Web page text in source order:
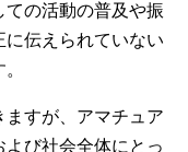
の活動の普及や振
伝えられていない
すが、アマチュア
び社会全体にとっ